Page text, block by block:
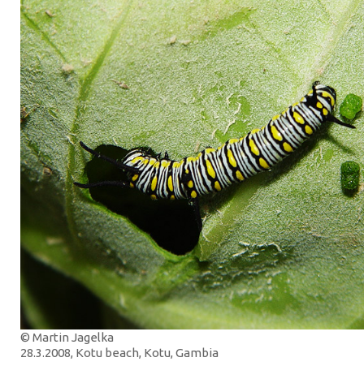
© Martin Jagelka
28.3.2008, Kotu beach, Kotu, Gambia